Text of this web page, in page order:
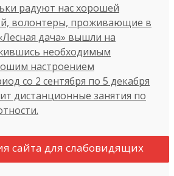
радуют нас хорошей
волонтеры, проживающие в
дача» вышли на
необходимым
настроением
со 2 сентября по 5 декабря
дистанционные занятия по
сайта для слабовидящих